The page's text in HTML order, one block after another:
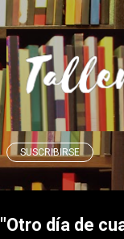
SUSCRIBIRSE
"Otro día de